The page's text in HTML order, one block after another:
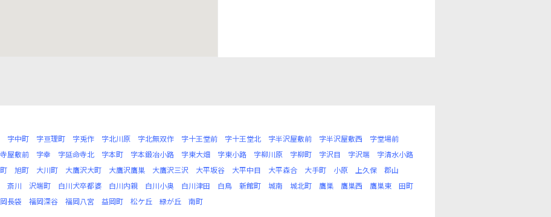
字中町 字亘理町 字兎作 字北川原 字北無双作 字十王堂前 字十王堂北 字半沢屋敷前 字半沢屋敷西
字堂場前
屋敷前 字幸 字延命寺北 字本町 字本鍛冶小路 字東大畑 字東小路 字柳川原 字柳町 字沢目 字沢端
字清水小路
旭町 大川町 大鷹沢大町 大鷹沢鷹巣 大鷹沢三沢 大平坂谷 大平中目 大平森合 大手町 小原 上久保
郡山
斎川 沢端町 白川犬卒都婆 白川内親 白川小奥 白川津田 白鳥 新館町 城南 城北町 鷹巣 鷹巣西 鷹巣東
田町
長袋 福岡深谷 福岡八宮 益岡町 松ケ丘 緑が丘 南町